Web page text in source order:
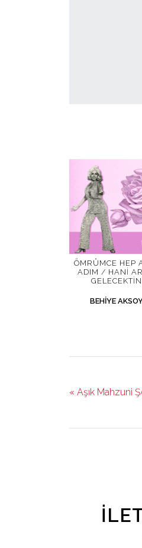
ÖMRÜMCE HEP
ADIM / HANI
GELECEKTIN
BEHIYE
« Aşık Mahzuni